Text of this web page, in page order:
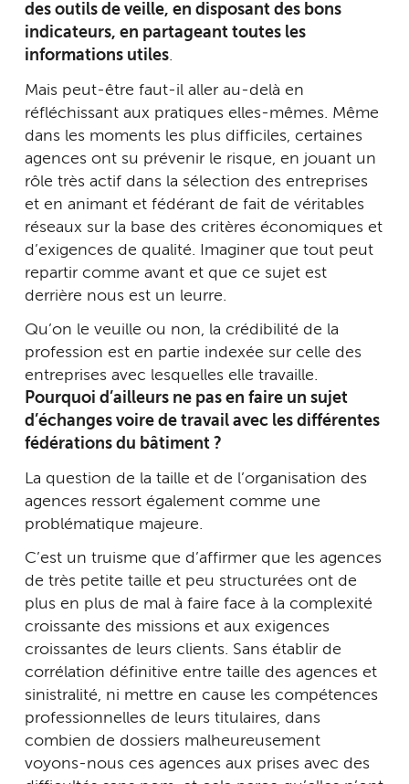
des outils de veille, en disposant des bons
indicateurs, en partageant toutes les
informations utiles.
Mais peut-être faut-il aller au-delà en
réfléchissant aux pratiques elles-mêmes. Même
dans les moments les plus difficiles, certaines
agences ont su prévenir le risque, en jouant un
rôle très actif dans la sélection des entreprises
et en animant et fédérant de fait de véritables
réseaux sur la base des critères économiques et
d’exigences de qualité. Imaginer que tout peut
repartir comme avant et que ce sujet est
derrière nous est un leurre.
Qu’on le veuille ou non, la crédibilité de la
profession est en partie indexée sur celle des
entreprises avec lesquelles elle travaille.
Pourquoi d’ailleurs ne pas en faire un sujet
d’échanges voire de travail avec les différentes
fédérations du bâtiment ?
La question de la taille et de l’organisation des
agences ressort également comme une
problématique majeure.
C’est un truisme que d’affirmer que les agences
de très petite taille et peu structurées ont de
plus en plus de mal à faire face à la complexité
croissante des missions et aux exigences
croissantes de leurs clients. Sans établir de
corrélation définitive entre taille des agences et
sinistralité, ni mettre en cause les compétences
professionnelles de leurs titulaires, dans
combien de dossiers malheureusement
voyons-nous ces agences aux prises avec des